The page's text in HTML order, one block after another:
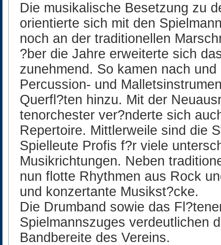
Die musikalische Besetzung zu
orientierte sich mit den
noch an der traditionellen
?ber die Jahre erweiterte sich
zunehmend. So kamen nach
Percussion- und
Querfl?ten hinzu. Mit der
tenorchester ver?nderte sich
Repertoire. Mittlerweile sind die
Spielleute Profis f?r viele
Musikrichtungen. Neben
nun flotte Rhythmen aus Rock
und konzertante Musikst?cke.
Die Drumband sowie das
Spielmannszuges verdeutlichen
Bandbereite des Vereins.